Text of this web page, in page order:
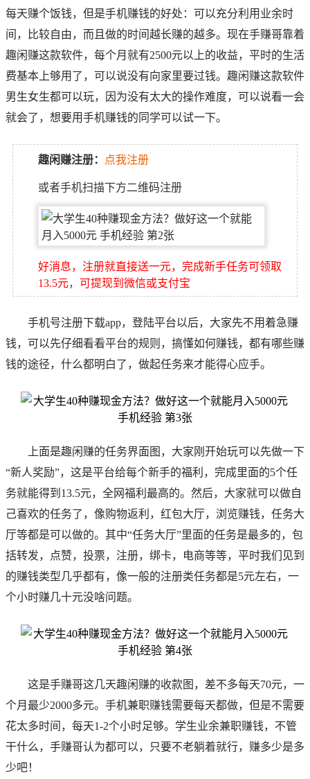
每天赚个饭钱，但是手机赚钱的好处：可以充分利用业余时
间，比较自由，而且做的时间越长赚的越多。现在手赚哥靠着
趣闲赚这款软件，每个月就有2500元以上的收益，平时的生活
费基本上够用了，可以说没有向家里要过钱。 趣闲赚这款软件
男生女生都可以玩，因为没有太大的操作难度，可以说看一会
就会了，想要用手机赚钱的同学可以试一下。
趣闲赚注册： 点我注册
或者手机扫描下方二维码注册
好消息，注册就直接送一元，完成新手任务可领取
13.5元，可提现到微信或支付宝
手机号注册下载app，登陆平台以后，大家先不用着急赚
钱，可以先仔细看看平台的规则，搞懂如何赚钱，都有哪些赚
钱的途径，什么都明白了，做起任务来才能得心应手。
上面是趣闲赚的任务界面图，大家刚开始玩可以先做一下
“新人奖励”，这是平台给每个新手的福利，完成里面的5个任
务就能得到13.5元，全网福利最高的。然后，大家就可以做自
己喜欢的任务了，像购物返利，红包大厅，浏览赚钱，任务大
厅等都是可以做的。其中“任务大厅”里面的任务是最多的，包
括转发，点赞，投票，注册，绑卡，电商等等，平时我们见到
的赚钱类型几乎都有，像一般的注册类任务都是5元左右，一
个小时赚几十元没啥问题。
这是手赚哥这几天趣闲赚的收款图，差不多每天70元，一
个月最少2000多元。手机兼职赚钱需要每天都做，但是不需要
花太多时间，每天1-2个小时足够。 学生业余兼职赚钱，不管
干什么， 手赚哥认为都可以，只要不老躺着就行，赚多少是多
少吧！